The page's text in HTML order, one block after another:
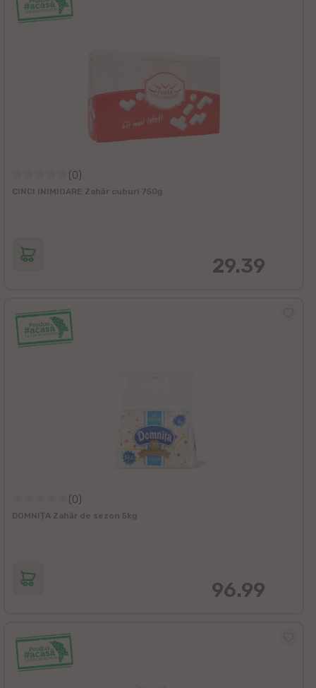
(0)
CINCI INIMIOARE Zahăr cuburi 750g
29.39
(0)
DOMNIȚA Zahăr de sezon 5kg
96.99